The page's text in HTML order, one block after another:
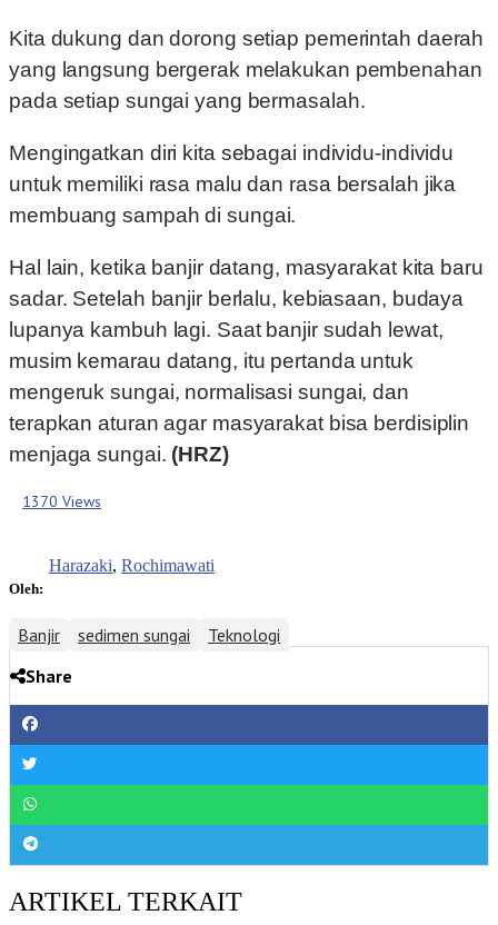
Kita dukung dan dorong setiap pemerintah daerah
yang langsung bergerak melakukan pembenahan
pada setiap sungai yang bermasalah.
Mengingatkan diri kita sebagai individu-individu
untuk memiliki rasa malu dan rasa bersalah jika
membuang sampah di sungai.
Hal lain, ketika banjir datang, masyarakat kita baru
sadar. Setelah banjir berlalu, kebiasaan, budaya
lupanya kambuh lagi. Saat banjir sudah lewat,
musim kemarau datang, itu pertanda untuk
mengeruk sungai, normalisasi sungai, dan
terapkan aturan agar masyarakat bisa berdisiplin
menjaga sungai. (HRZ)
1370 Views
Oleh:
Harazaki, Rochimawati
Banjir sedimen sungai
Teknologi
Share
ARTIKEL TERKAIT